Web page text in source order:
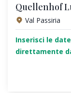
Quellenhof
Val Passiria
Inserisci le
direttamente